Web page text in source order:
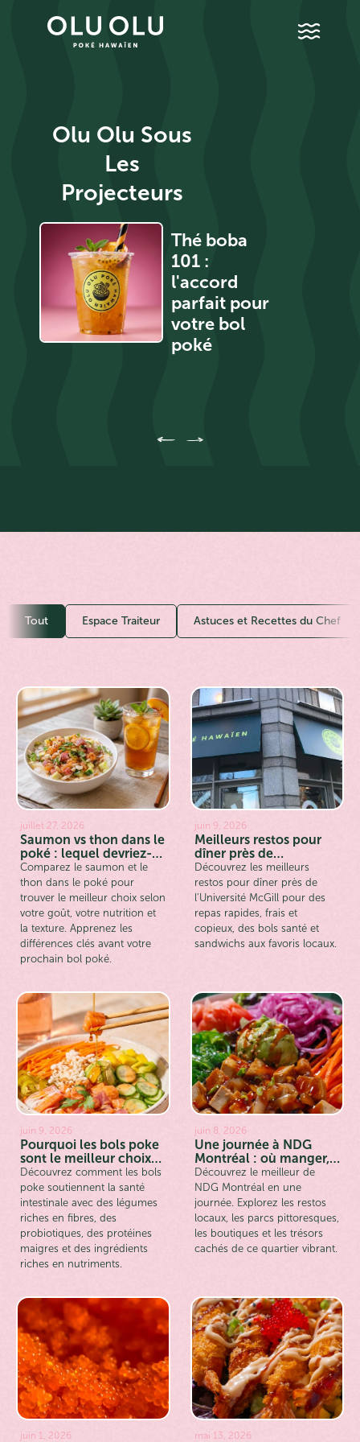
Olu Olu Sous
Les
Projecteurs
Thé boba
101 :
l'accord
parfait pour
votre bol
poké
Tout Espace Traiteur Astuces et Recettes du Chef
juillet 27, 2026
Saumon vs thon dans le
poké : lequel devriez-
vous choisir
Comparez le saumon et le
thon dans le poké pour
trouver le meilleur choix selon
votre goût, votre nutrition et
la texture. Apprenez les
différences clés avant votre
prochain bol poké.
juin 9, 2026
Meilleurs restos pour
dîner près de
l'Université McGill :
rapide, frais et copieux
Découvrez les meilleurs
restos pour dîner près de
l'Université McGill pour des
repas rapides, frais et
copieux, des bols santé et
sandwichs aux favoris locaux.
juin 9, 2026
Pourquoi les bols poke
sont le meilleur choix
pour la santé
intestinale
Découvrez comment les bols
poke soutiennent la santé
intestinale avec des légumes
riches en fibres, des
probiotiques, des protéines
maigres et des ingrédients
riches en nutriments.
juin 8, 2026
Une journée à NDG
Montréal : où manger,
marcher et explorer
Découvrez le meilleur de
NDG Montréal en une
journée. Explorez les restos
locaux, les parcs pittoresques,
les boutiques et les trésors
cachés de ce quartier vibrant.
juin 1, 2026 mai 13, 2026